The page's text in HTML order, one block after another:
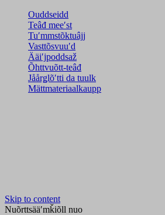
Ouddseidd
Teâđ meeʹst
Tuʹmmstõktuâjj
Vasttõsvuuʹd
Ääiʹjpoddsaž
Õhttvuõtt-teâđ
Jåårǥlõʹtti da tuulk
Mättmateriaalkaupp
Skip to content
Nuõrttsääʹmǩiõll nuo